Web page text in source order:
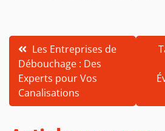
Navigation
de
l’article
Les Entreprises de
Débouchage : Des
Experts pour Vos
Canalisations